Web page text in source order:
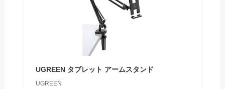
UGREEN タブレット アームスタンド
UGREEN